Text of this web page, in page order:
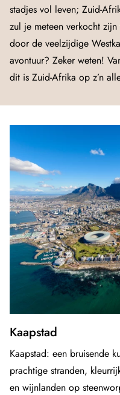
stadjes vol leven;
zul je meteen verkocht
door de veelzijdige
avontuur? Zeker weten!
dit is Zuid‑Afrika op z’n
Kaapstad
Kaapstad: een bruisende
prachtige stranden,
en wijnlanden op